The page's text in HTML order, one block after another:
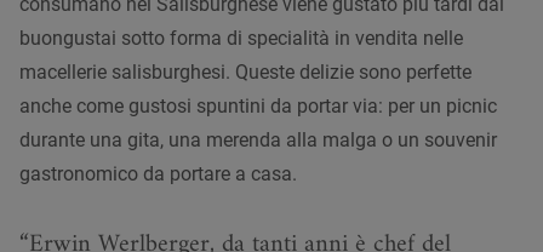
buongustai sotto forma di specialità in vendita nelle
macellerie salisburghesi. Queste delizie sono perfette
anche come gustosi spuntini da portar via: per un picnic
durante una gita, una merenda alla malga o un souvenir
gastronomico da portare a casa.